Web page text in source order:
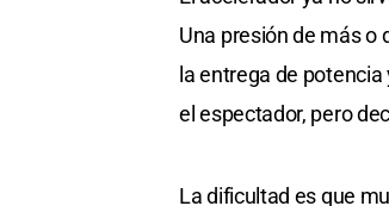
Una presión de más o
la entrega de
el espectador, pero
La dificultad es que